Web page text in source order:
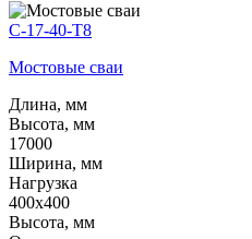
С-17-40-Т8
Мостовые сваи
Длина, мм
Высота, мм
17000
Ширина, мм
Нагрузка
400х400
Высота, мм